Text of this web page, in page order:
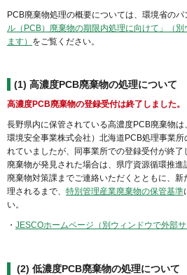
PCB廃棄物処理の概要については、環境省のパ
ル（PCB）廃棄物の期限内処理に向けて」（
ます） をご覧ください。
(1) 高濃度PCB廃棄物の処理について
高濃度PCB廃棄物の登録受付は終了しました。
長野県内に保管されている高濃度PCB廃棄物は
環境安全事業株式会社）北海道PCB処理事業
れていましたが、同事業所での登録受付が終
廃棄物が発見された場合は、県庁資源循環推進
廃棄物対策課までご連絡いただくとともに、
理されるまで、 特別管理産業廃棄物の保管基準
い。
・ JESCOホームページ（別ウィンドウで外部サ
(2) 低濃度PCB廃棄物の処理について